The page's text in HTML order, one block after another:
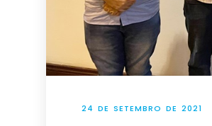
24 DE SETEMBRO DE 2021